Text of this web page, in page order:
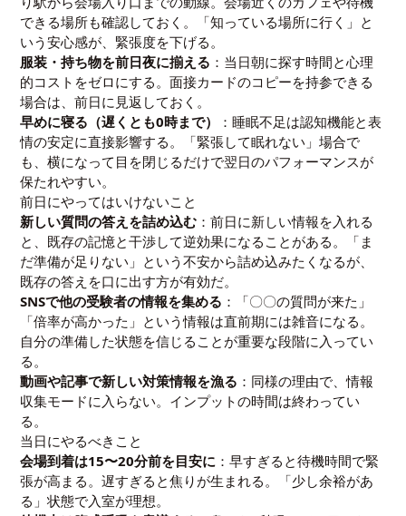
できる場所も確認しておく。「知っている場所に行く」と
いう安心感が、緊張度を下げる。
服装・持ち物を前日夜に揃える ：当日朝に探す時間と心理
的コストをゼロにする。面接カードのコピーを持参できる
場合は、前日に見返しておく。
早めに寝る（遅くとも0時まで）
：睡眠不足は認知機能と表
情の安定に直接影響する。「緊張して眠れない」場合で
も、横になって目を閉じるだけで翌日のパフォーマンスが
保たれやすい。
前日にやってはいけないこと
新しい質問の答えを詰め込む ：前日に新しい情報を入れる
と、既存の記憶と干渉して逆効果になることがある。「ま
だ準備が足りない」という不安から詰め込みたくなるが、
既存の答えを口に出す方が有効だ。
SNSで他の受験者の情報を集める ：「〇〇の質問が来た」
「倍率が高かった」という情報は直前期には雑音になる。
自分の準備した状態を信じることが重要な段階に入ってい
る。
動画や記事で新しい対策情報を漁る ：同様の理由で、情報
収集モードに入らない。インプットの時間は終わってい
る。
当日にやるべきこと
会場到着は15〜20分前を目安に ：早すぎると待機時間で緊
張が高まる。遅すぎると焦りが生まれる。「少し余裕があ
る」状態で入室が理想。